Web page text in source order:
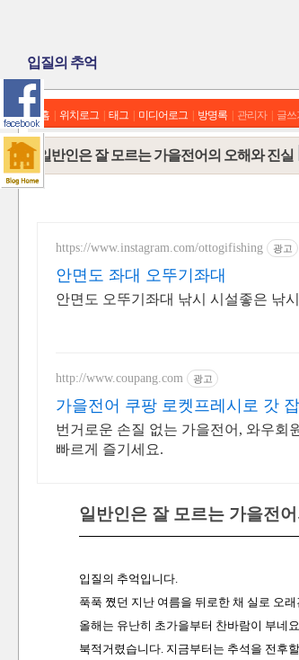
입질의 추억
홈 위치로그 태그 미디어로그 방명록 관리자 글쓰
일반인은 잘 모르는 가을전어의 오해와 진실
https://www.instagram.com/ottogifishing 광고
안면도 좌대 오뚜기좌대
안면도 오뚜기좌대 낚시 시설좋은 낚
http://www.coupang.com 광고
가을전어 쿠팡 로켓프레시로 갓
번거로운 손질 없는 가을전어, 와우회
빠르게 즐기세요.
일반인은 잘 모르는 가을전
입질의 추억입니다.
푹푹 쪘던 지난 여름을 뒤로한 채 실로 오
올해는 유난히 초가을부터 찬바람이 부네
북적거렸습니다. 지금부터는 추석을 전후